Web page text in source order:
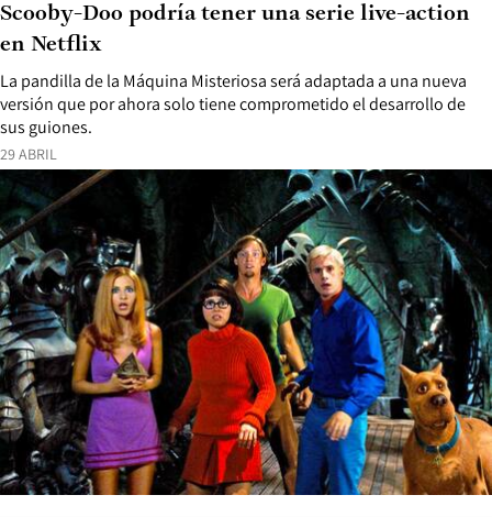
29 ABRIL
La pandilla de la Máquina Misteriosa será adaptada a una nueva
versión que por ahora solo tiene comprometido el desarrollo de
sus guiones.
Scooby-Doo podría tener una serie live-action
en Netflix